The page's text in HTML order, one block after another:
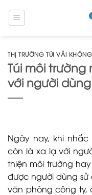
qua
THỊ TRƯỜNG TÚI VẢI
Túi môi
với người dùng
Ngày nay, khi nhắc
còn là xa lạ với
thiện môi trường
được người dùng
văn phòng công ty,